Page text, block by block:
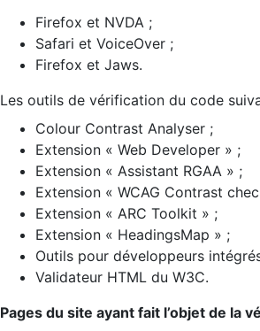
Firefox et NVDA ;
Safari et VoiceOver ;
Firefox et Jaws.
Les outils de vérification du code
Colour Contrast Analyser ;
Extension « Web Developer » ;
Extension « Assistant RGAA » ;
Extension « WCAG Contrast
Extension « ARC Toolkit » ;
Extension « HeadingsMap » ;
Outils pour développeurs
Validateur HTML du W3C.
Pages du site ayant fait l’objet de la